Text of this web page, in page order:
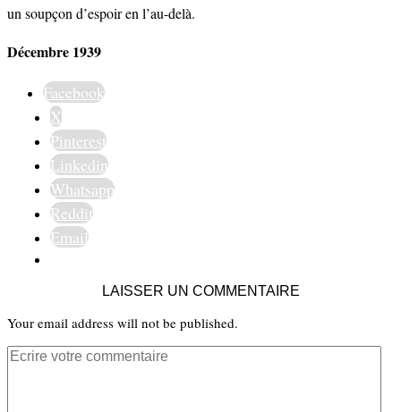
un soupçon d’espoir en l’au-delà.
Décembre 1939
Facebook
X
Pinterest
Linkedin
Whatsapp
Reddit
Email
LAISSER UN COMMENTAIRE
Your email address will not be published.